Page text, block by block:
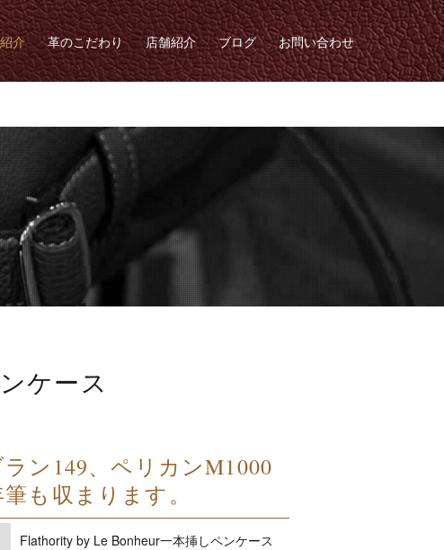
介 革のこだわり 店舗紹介 ブログ お問い合わせ
ケース
ン149、ペリカンM1000
も収まります。
Flathority by Le Bonheur一本挿しペンケース